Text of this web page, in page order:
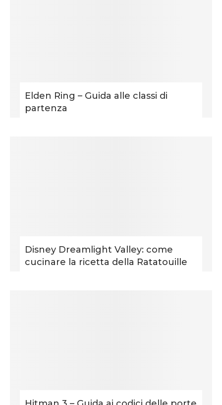
Elden Ring – Guida alle classi di
partenza
Disney Dreamlight Valley: come
cucinare la ricetta della Ratatouille